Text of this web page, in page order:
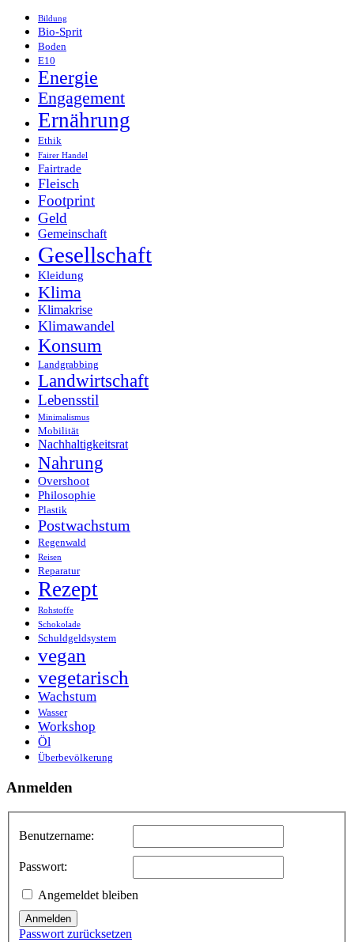
Bildung
Bio-Sprit
Boden
E10
Energie
Engagement
Ernährung
Ethik
Fairer Handel
Fairtrade
Fleisch
Footprint
Geld
Gemeinschaft
Gesellschaft
Kleidung
Klima
Klimakrise
Klimawandel
Konsum
Landgrabbing
Landwirtschaft
Lebensstil
Minimalismus
Mobilität
Nachhaltigkeitsrat
Nahrung
Overshoot
Philosophie
Plastik
Postwachstum
Regenwald
Reisen
Reparatur
Rezept
Rohstoffe
Schokolade
Schuldgeldsystem
vegan
vegetarisch
Wachstum
Wasser
Workshop
Öl
Überbevölkerung
Anmelden
Benutzername:
Passwort:
Angemeldet bleiben
Anmelden
Passwort zurücksetzen